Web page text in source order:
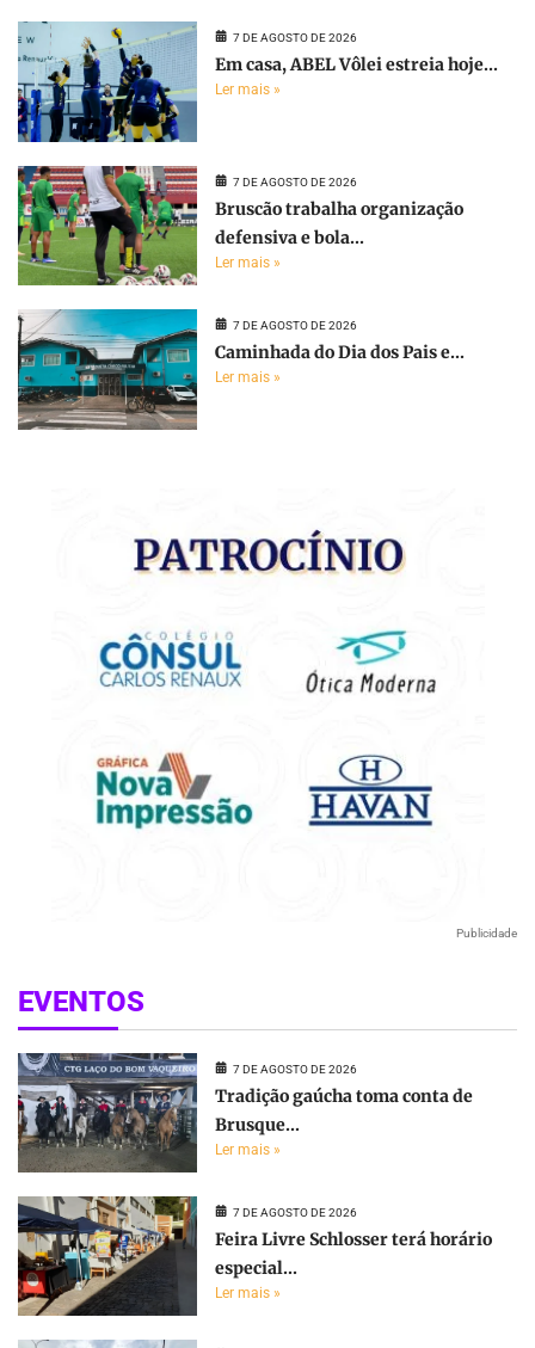
7 DE AGOSTO DE 2026
Em casa, ABEL Vôlei estreia hoje...
Ler mais »
7 DE AGOSTO DE 2026
Bruscão trabalha organização
defensiva e bola...
Ler mais »
7 DE AGOSTO DE 2026
Caminhada do Dia dos Pais e...
Ler mais »
Publicidade
EVENTOS
7 DE AGOSTO DE 2026
Tradição gaúcha toma conta de
Brusque...
Ler mais »
7 DE AGOSTO DE 2026
Feira Livre Schlosser terá horário
especial...
Ler mais »